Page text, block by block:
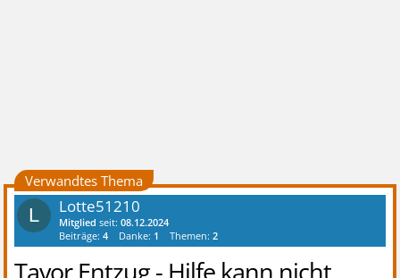
Verwandtes Thema
L Lotte51210
Mitglied seit:08.12.2024
Beiträge:4 Danke: 1 Themen:2
Tavor Entzug - Hilfe kann nicht